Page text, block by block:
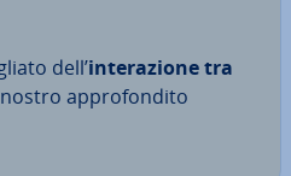
dell’in­te­ra­zio­ne tra
ap­pro­fon­di­to